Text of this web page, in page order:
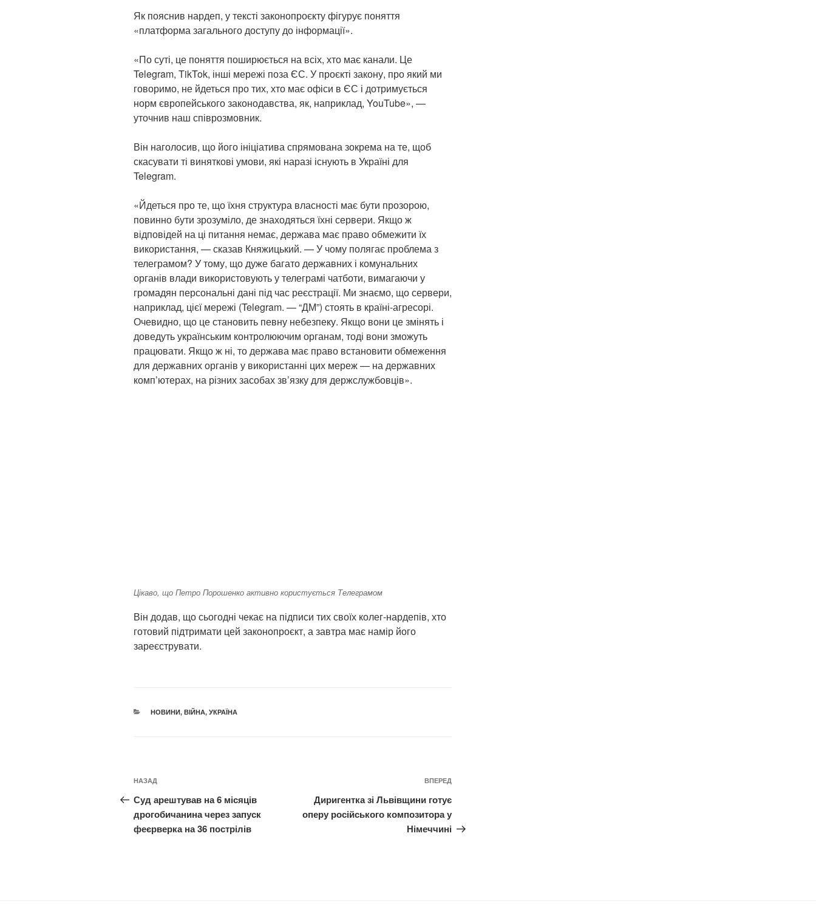
Як пояснив нардеп, у тексті законопроєкту фігурує поняття
«платформа загального доступу до інформації».
«По суті, це поняття поширюється на всіх, хто має канали. Це
Telegram, TikTok, інші мережі поза ЄС. У проєкті закону, про який ми
говоримо, не йдеться про тих, хто має офіси в ЄС і дотримується
норм європейського законодавства, як, наприклад, YouTube», —
уточнив наш співрозмовник.
Він наголосив, що його ініціатива спрямована зокрема на те, щоб
скасувати ті виняткові умови, які наразі існують в Україні для
Telegram.
«Йдеться про те, що їхня структура власності має бути прозорою,
повинно бути зрозуміло, де знаходяться їхні сервери. Якщо ж
відповідей на ці питання немає, держава має право обмежити їх
використання, — сказав Княжицький. — У чому полягає проблема з
телеграмом? У тому, що дуже багато державних і комунальних
органів влади використовують у телеграмі чатботи, вимагаючи у
громадян персональні дані під час реєстрації. Ми знаємо, що сервери,
наприклад, цієї мережі (Telegram. — “ДМ”) стоять в країні-агресорі.
Очевидно, що це становить певну небезпеку. Якщо вони це змінять і
доведуть українським контролюючим органам, тоді вони зможуть
працювати. Якщо ж ні, то держава має право встановити обмеження
для державних органів у використанні цих мереж — на державних
комп’ютерах, на різних засобах зв’язку для держслужбовців».
Цікаво, що Петро Порошенко активно користується Телеграмом
Він додав, що сьогодні чекає на підписи тих своїх колег-нардепів, хто
готовий підтримати цей законопроєкт, а завтра має намір його
зареєструвати.
КАТЕГОРІЇ
НОВИНИ, ВІЙНА, УКРАЇНА
Навігація
записів
Попередній
запис:
НАЗАД
Суд арештував на 6 місяців
дрогобичанина через запуск
феєрверка на 36 пострілів
Наступний
запис
ВПЕРЕД
Диригентка зі Львівщини готує
оперу російського композитора у
Німеччині